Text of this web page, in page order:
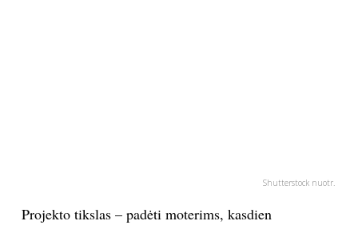
Shutterstock nuotr.
Projekto tikslas – padėti moterims, kasdien